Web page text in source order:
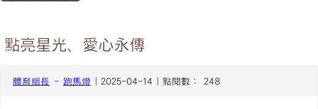
點亮星光、愛心永傳
體育組長 - 跑馬燈 | 2025-04-14 | 點閱數： 248